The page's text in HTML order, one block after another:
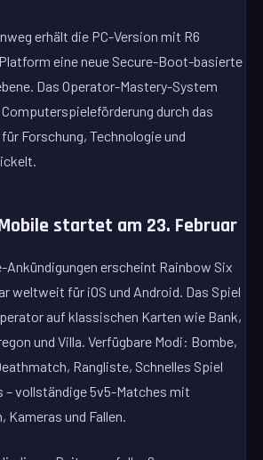
erhält die PC-Version mit R6
eine neue Secure-Boot-basierte
Das Operator-Mastery-System
durch das
Forschung, Technologie und
startet am 23. Februar
Ankündigungen erscheint Rainbow Six
weltweit für iOS und Android. Das Spiel
auf klassischen Karten wie Bank,
und Villa. Verfügbare Modi: Bombe,
Rangliste, Schnelles Spiel
– vollständige 5v5-Matches mit
Kameras und Fallen.